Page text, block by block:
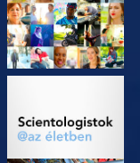
A SOROZAT